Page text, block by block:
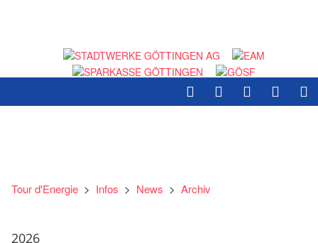
Tour d'Energie > Infos > News > Archiv
2026